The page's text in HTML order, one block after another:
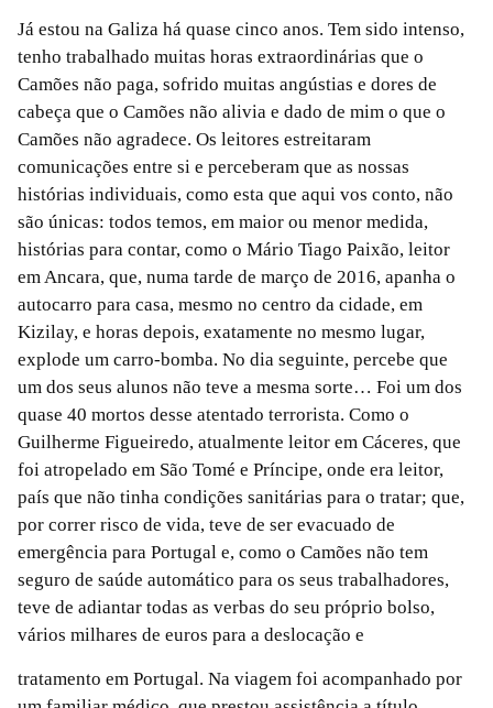
Já estou na Galiza há quase cinco anos. Tem sido intenso,
tenho trabalhado muitas horas extraordinárias que o
Camões não paga, sofrido muitas angústias e dores de
cabeça que o Camões não alivia e dado de mim o que o
Camões não agradece. Os leitores estreitaram
comunicações entre si e perceberam que as nossas
histórias individuais, como esta que aqui vos conto, não
são únicas: todos temos, em maior ou menor medida,
histórias para contar, como o Mário Tiago Paixão, leitor
em Ancara, que, numa tarde de março de 2016, apanha o
autocarro para casa, mesmo no centro da cidade, em
Kizilay, e horas depois, exatamente no mesmo lugar,
explode um carro-bomba. No dia seguinte, percebe que
um dos seus alunos não teve a mesma sorte… Foi um dos
quase 40 mortos desse atentado terrorista. Como o
Guilherme Figueiredo, atualmente leitor em Cáceres, que
foi atropelado em São Tomé e Príncipe, onde era leitor,
país que não tinha condições sanitárias para o tratar; que,
por correr risco de vida, teve de ser evacuado de
emergência para Portugal e, como o Camões não tem
seguro de saúde automático para os seus trabalhadores,
teve de adiantar todas as verbas do seu próprio bolso,
vários milhares de euros para a deslocação e
tratamento em Portugal. Na viagem foi acompanhado por